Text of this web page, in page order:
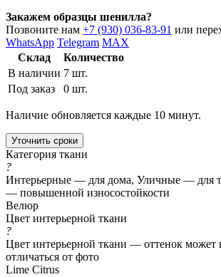
Закажем образцы шенилла?
Позвоните нам +7 (930) 036-83-91 или
WhatsApp Telegram MAX
Склад
Количество
В наличии 7 шт.
Под заказ
0 шт.
Наличие обновляется каждые 10 минут.
Уточнить сроки
Категория ткани
?
Интерьерные — для дома, Уличные — для
— повышенной износостойкости
Велюр
Цвет интерьерной ткани
?
Цвет интерьерной ткани — оттенок может
отличаться от фото
Lime Citrus